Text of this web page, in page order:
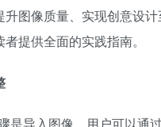
图像质量、实现创意设
提供全面的实践指南。